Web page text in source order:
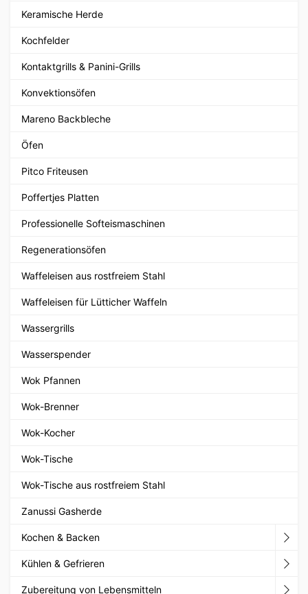
Keramische Herde
Kochfelder
Kontaktgrills & Panini-Grills
Konvektionsöfen
Mareno Backbleche
Öfen
Pitco Friteusen
Poffertjes Platten
Professionelle Softeismaschinen
Regenerationsöfen
Waffeleisen aus rostfreiem Stahl
Waffeleisen für Lütticher Waffeln
Wassergrills
Wasserspender
Wok Pfannen
Wok-Brenner
Wok-Kocher
Wok-Tische
Wok-Tische aus rostfreiem Stahl
Zanussi Gasherde
Kochen & Backen
Kühlen & Gefrieren
Zubereitung von Lebensmitteln